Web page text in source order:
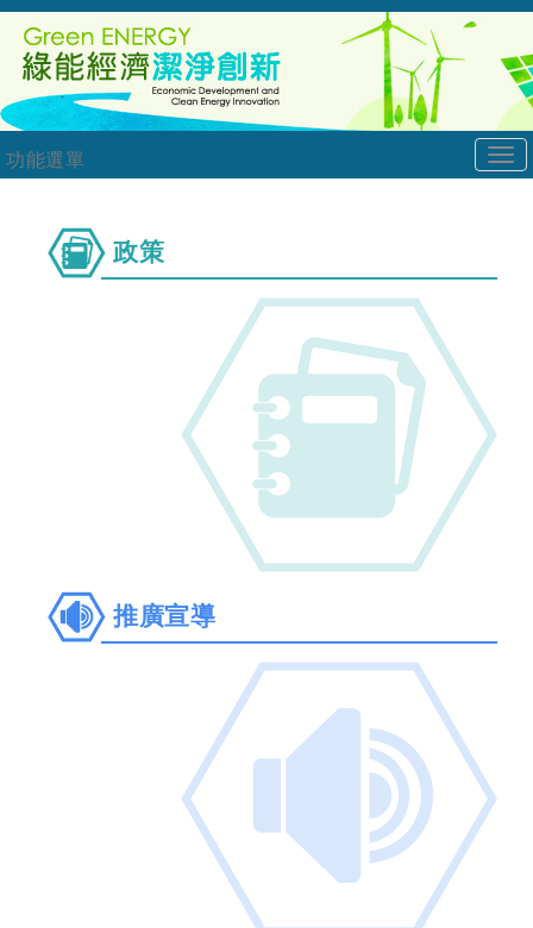
跳
要
內
容
:::
功能選單
政
策
政策
推
廣
推廣宣導